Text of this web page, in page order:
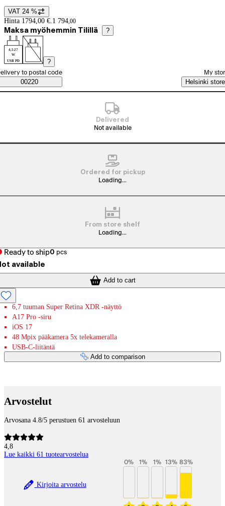
Price details
VAT 24 %
Hinta 1794,00 €. 1 794,00
Maksa myöhemmin Tilillä ?
4,5-27
W
USB PD
?
Saatavuustiedot
order method
to postal code
00220
My
Helsinki store
Delivered
Not available
Ordered for pickup
Loading...
From store shelf
Loading...
Ready to ship0 pcs
available
Add to cart
6,7 tuuman Super Retina XDR ‑näyttö
A17 Pro -siru
iOS 17
48 Mpix pääkamera 5x telekameralla
USB-C-liitäntä
Add to comparison
Arvostelut
Arvosana 4.8/5 perustuen 61 arvosteluun
4,8
Lue kaikki 61 tuotearvostelua
Kirjoita arvostelu
0% 1% 1% 13% 83%